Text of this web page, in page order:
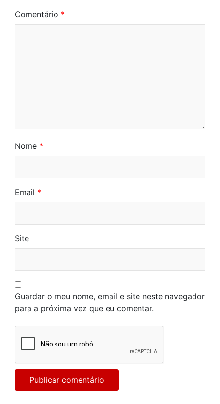
Comentário *
Nome *
Email *
Site
Guardar o meu nome, email e site neste navegador
para a próxima vez que eu comentar.